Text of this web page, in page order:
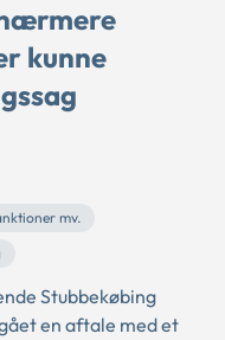
kunne
mv.
Stubbekøbing
en aftale med et